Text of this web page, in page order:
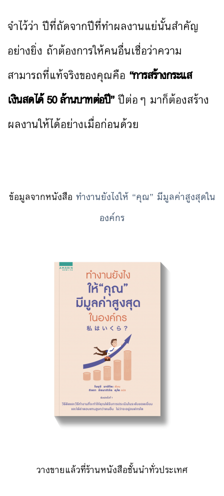
จำไว้ว่า ปีที่ถัดจากปีที่ทำผลงานแย่นั้นสำคัญ
อย่างยิ่ง ถ้าต้องการให้คนอื่นเชื่อว่าความ
สามารถที่แท้จริงของคุณคือ “การสร้างกระแส
เงินสดได้ 50 ล้านบาทต่อปี”ปีต่อๆ มาก็ต้องสร้าง
ผลงานให้ได้อย่างเมื่อก่อนด้วย
ข้อมูลจากหนังสือ ทำงานยังไงให้ “คุณ” มีมูลค่าสูงสุดใน
องค์กร
วางขายแล้วที่ร้านหนังสือชั้นนำทั่วประเทศ